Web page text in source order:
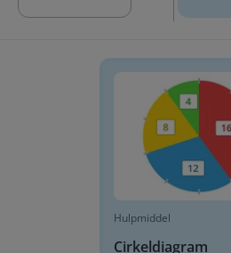
Hulpmiddel
Cirkeldiagram